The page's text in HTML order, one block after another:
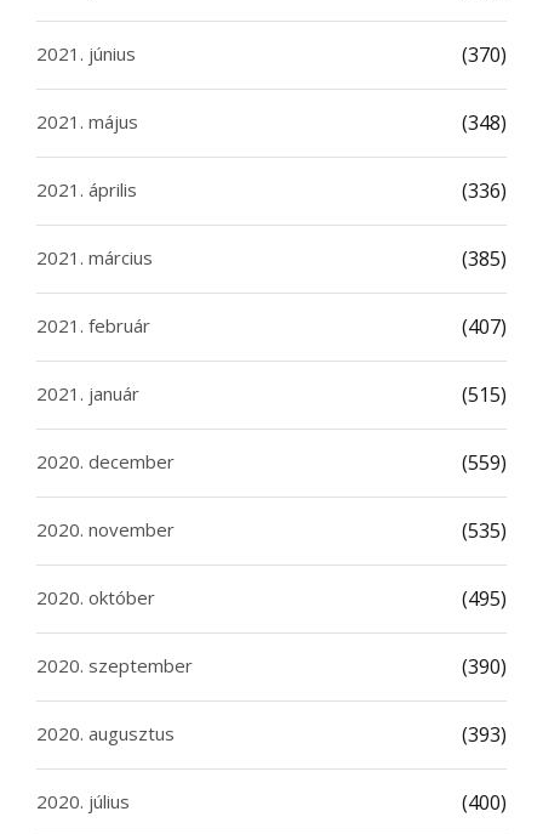
2021. június (370)
2021. május (348)
2021. április (336)
2021. március (385)
2021. február (407)
2021. január (515)
2020. december (559)
2020. november (535)
2020. október (495)
2020. szeptember (390)
2020. augusztus (393)
2020. július (400)